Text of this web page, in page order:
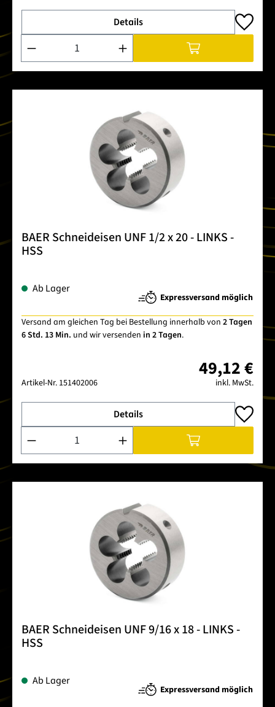
Details
Produkt Anzahl: Gib den gewünschten Wert ein oder
BAER Schneideisen UNF 1/2 x 20 - LINKS -
HSS
Ab Lager
Expressversand möglich
Versand am gleichen Tag bei Bestellung innerhalb von 2 Tagen
6 Std. 13 Min. und wir versenden in 2 Tagen.
Artikel-Nr. 151402006
49,12 €
inkl. MwSt.
Details
Produkt Anzahl: Gib den gewünschten Wert ein oder
BAER Schneideisen UNF 9/16 x 18 - LINKS -
HSS
Ab Lager
Expressversand möglich